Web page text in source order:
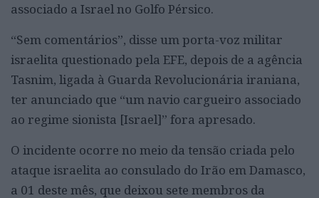
associado a Israel no Golfo Pérsico.
“Sem comentários”, disse um porta-voz militar
israelita questionado pela EFE, depois de a agência
Tasnim, ligada à Guarda Revolucionária iraniana,
ter anunciado que “um navio cargueiro associado
ao regime sionista [Israel]” fora apresado.
O incidente ocorre no meio da tensão criada pelo
ataque israelita ao consulado do Irão em Damasco,
a 01 deste mês, que deixou sete membros da